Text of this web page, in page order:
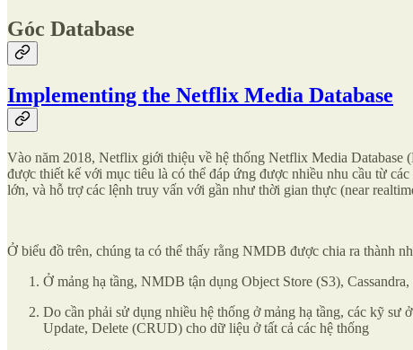
Góc Database
Implementing the Netflix Media Database
Vào năm 2018, Netflix giới thiệu về hệ thống Netflix Media Database
được thiết kế với mục tiêu là có thể đáp ứng được nhiều nhu cầu từ
lớn, và hỗ trợ các lệnh truy vấn với gần như thời gian thực (near
Ở biểu đồ trên, chúng ta có thể thấy rằng NMDB được chia ra thành
Ở mảng hạ tầng, NMDB tận dụng Object Store (S3),
Do cần phải sử dụng nhiều hệ thống ở mảng hạ tầng, các kỹ
Update, Delete (CRUD) cho dữ liệu ở tất cả các hệ thống